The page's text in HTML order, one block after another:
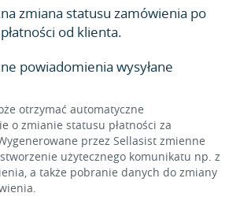
zmiana statusu zamówienia po
od klienta.
powiadomienia wysyłane
otrzymać automatyczne
o zmianie statusu płatności za
przez Sellasist zmienne
użytecznego komunikatu np. z
a także pobranie danych do zmiany